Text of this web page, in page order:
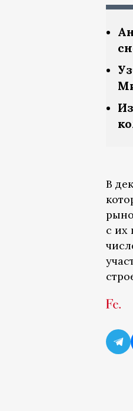
В
с их